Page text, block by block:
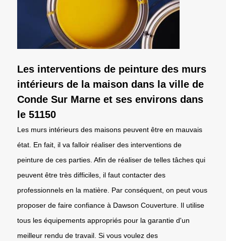
Les interventions de peinture des murs
intérieurs de la maison dans la ville de
Conde Sur Marne et ses environs dans
le 51150
Les murs intérieurs des maisons peuvent être en mauvais
état. En fait, il va falloir réaliser des interventions de
peinture de ces parties. Afin de réaliser de telles tâches qui
peuvent être très difficiles, il faut contacter des
professionnels en la matière. Par conséquent, on peut vous
proposer de faire confiance à Dawson Couverture. Il utilise
tous les équipements appropriés pour la garantie d'un
meilleur rendu de travail. Si vous voulez des